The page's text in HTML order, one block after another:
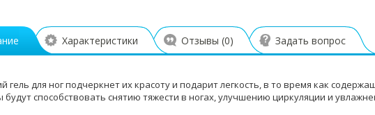
Характеристики Отзывы (0) Задать вопрос
для ног подчеркнет их красоту и подарит легкость, в то время как
способствовать снятию тяжести в ногах, улучшению циркуляции и